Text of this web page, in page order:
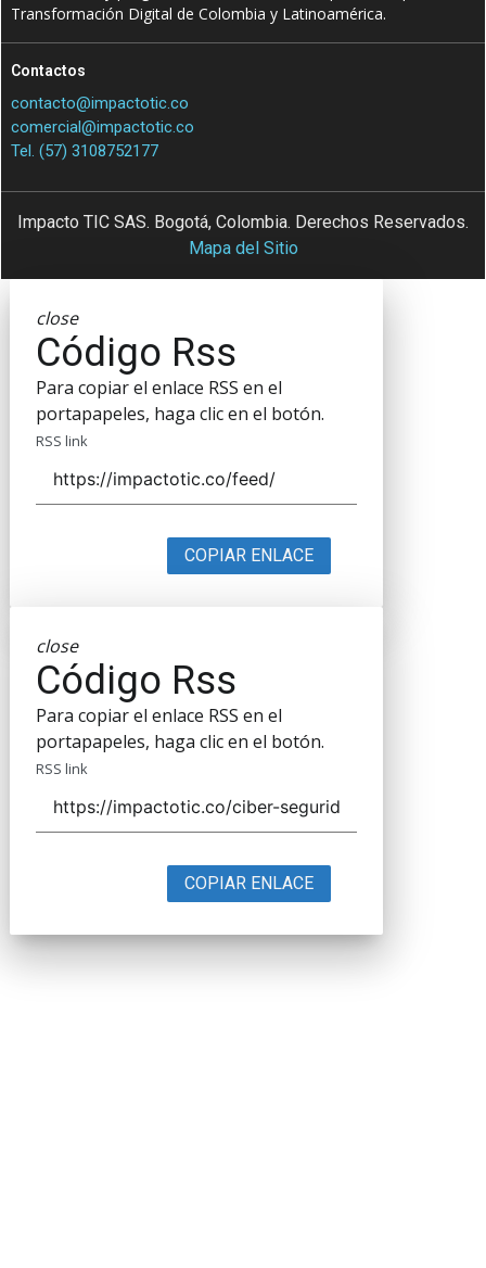
Transformación Digital de Colombia y Latinoamérica.
Contactos
contacto@impactotic.co
comercial@impactotic.co
Tel. (57) 3108752177
Impacto TIC SAS. Bogotá, Colombia. Derechos Reservados.
Mapa del Sitio
close
Código Rss
Para copiar el enlace RSS en el
portapapeles, haga clic en el botón.
RSS link
COPIAR ENLACE
close
Código Rss
Para copiar el enlace RSS en el
portapapeles, haga clic en el botón.
RSS link
COPIAR ENLACE